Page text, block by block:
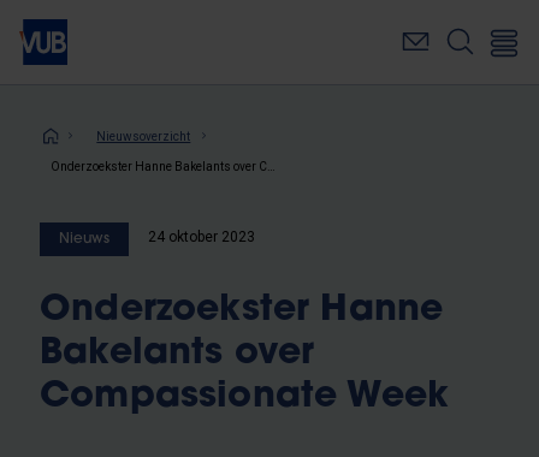
Overslaan
naar
inhoudKruimelpad
Nieuwsoverzicht
Nieuws 24 oktober 2023
Onderzoekster Hanne
Bakelants over
Compassionate Week